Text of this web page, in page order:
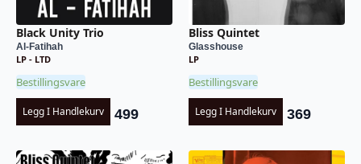
Black Unity Trio
Al-Fatihah
LP - LTD
Bestillingsvare
Legg I Handlekurv 499
Bliss Quintet
Glasshouse
LP
Bestillingsvare
Legg I Handlekurv 369